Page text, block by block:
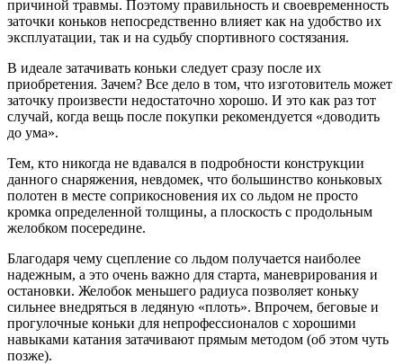
причиной травмы. Поэтому правильность и своевременность
заточки коньков непосредственно влияет как на удобство их
эксплуатации, так и на судьбу спортивного состязания.
В идеале затачивать коньки следует сразу после их
приобретения. Зачем? Все дело в том, что изготовитель может
заточку произвести недостаточно хорошо. И это как раз тот
случай, когда вещь после покупки рекомендуется «доводить
до ума».
Тем, кто никогда не вдавался в подробности конструкции
данного снаряжения, невдомек, что большинство коньковых
полотен в месте соприкосновения их со льдом не просто
кромка определенной толщины, а плоскость с продольным
желобком посередине.
Благодаря чему сцепление со льдом получается наиболее
надежным, а это очень важно для старта, маневрирования и
остановки. Желобок меньшего радиуса позволяет коньку
сильнее внедряться в ледяную «плоть». Впрочем, беговые и
прогулочные коньки для непрофессионалов с хорошими
навыками катания затачивают прямым методом (об этом чуть
позже).